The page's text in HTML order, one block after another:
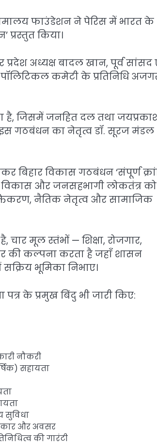
फाउंडेशन ने पेरिस में भारत के
प्रस्तुत किया।
अध्यक्ष बादल खान, पूर्व सांसद
कमेटी के प्रतिनिधि
है, जिसमें जनहित दल तथा
गठबंधन का नेतृत्व डॉ. सूरज मंडल
बिहार विकास गठबंधन ‘संपूर्ण
विकास और जनसहभागी लोकतंत्र को
नैतिक नेतृत्व और सामाजिक
मूल स्तंभों — शिक्षा, रोजगार,
की कल्पना करता है जहाँ शासन
भूमिका निभाए।
के प्रमुख बिंदु भी जारी किए:
नौकरी
सहायता
सुविधा
और अवसर
की गारंटी